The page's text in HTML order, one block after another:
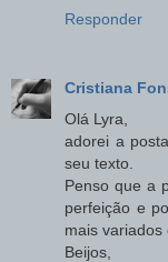
Responder
Cristiana
Olá Lyra,
adorei a
seu texto.
Penso que a
perfeição e
mais variados
Beijos,